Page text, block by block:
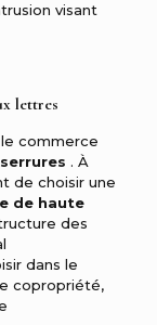
visant
lettres
commerce
. À
de choisir une
de haute
des
dans le
copropriété,